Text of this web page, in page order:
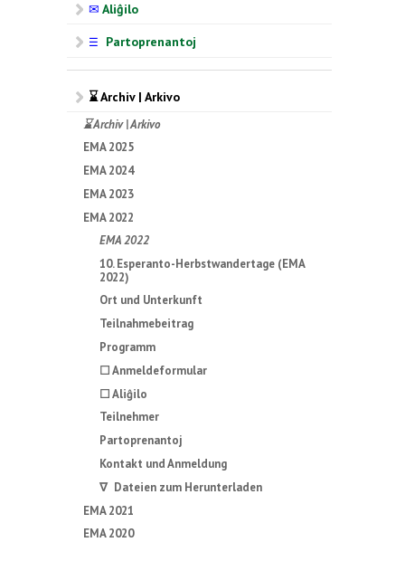
✉ Aliĝilo
☰ Partoprenantoj
⌛ Archiv | Arkivo
⌛ Archiv | Arkivo
EMA 2025
EMA 2024
EMA 2023
EMA 2022
EMA 2022
10. Esperanto-Herbstwandertage (EMA
2022)
Ort und Unterkunft
Teilnahmebeitrag
Programm
☐ Anmeldeformular
☐ Aliĝilo
Teilnehmer
Partoprenantoj
Kontakt und Anmeldung
∇ Dateien zum Herunterladen
EMA 2021
EMA 2020